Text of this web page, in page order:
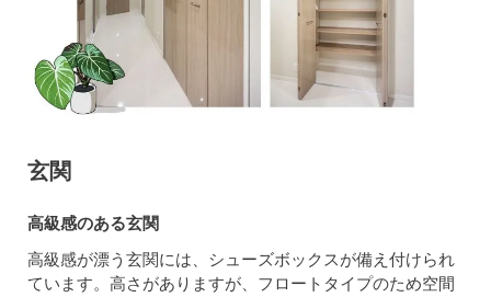
玄関
高級感のある玄関
高級感が漂う玄関には、シューズボックスが備え付けられ
ています。高さがありますが、フロートタイプのため空間